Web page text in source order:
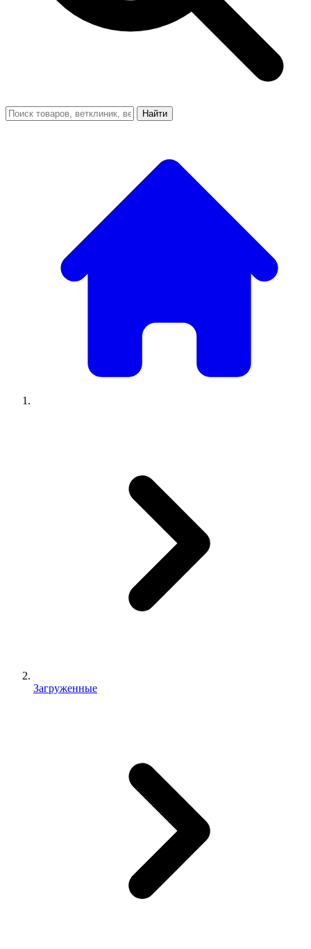
Найти
Загруженные